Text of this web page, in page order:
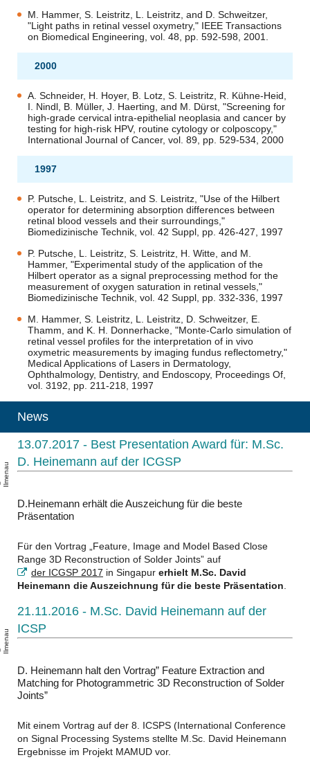
M. Hammer, S. Leistritz, L. Leistritz, and D. Schweitzer,
"Light paths in retinal vessel oxymetry," IEEE Transactions
on Biomedical Engineering, vol. 48, pp. 592-598, 2001.
2000
A. Schneider, H. Hoyer, B. Lotz, S. Leistritz, R. Kühne-Heid,
I. Nindl, B. Müller, J. Haerting, and M. Dürst, "Screening for
high-grade cervical intra-epithelial neoplasia and cancer by
testing for high-risk HPV, routine cytology or colposcopy,"
International Journal of Cancer, vol. 89, pp. 529-534, 2000
1997
P. Putsche, L. Leistritz, and S. Leistritz, "Use of the Hilbert
operator for determining absorption differences between
retinal blood vessels and their surroundings,"
Biomedizinische Technik, vol. 42 Suppl, pp. 426-427, 1997
P. Putsche, L. Leistritz, S. Leistritz, H. Witte, and M.
Hammer, "Experimental study of the application of the
Hilbert operator as a signal preprocessing method for the
measurement of oxygen saturation in retinal vessels,"
Biomedizinische Technik, vol. 42 Suppl, pp. 332-336, 1997
M. Hammer, S. Leistritz, L. Leistritz, D. Schweitzer, E.
Thamm, and K. H. Donnerhacke, "Monte-Carlo simulation of
retinal vessel profiles for the interpretation of in vivo
oxymetric measurements by imaging fundus reflectometry,"
Medical Applications of Lasers in Dermatology,
Ophthalmology, Dentistry, and Endoscopy, Proceedings Of,
vol. 3192, pp. 211-218, 1997
News
13.07.2017 - Best Presentation Award für: M.Sc.
D. Heinemann auf der ICGSP
u
D.Heinemann erhält die Auszeichung für die beste
Präsentation
Für den Vortrag „Feature, Image and Model Based Close
Range 3D Reconstruction of Solder Joints” auf
der ICGSP 2017 in Singapur erhielt M.Sc. David
Heinemann die Auszeichnung für die beste Präsentation.
21.11.2016 - M.Sc. David Heinemann auf der
ICSP
u
D. Heinemann halt den Vortrag” Feature Extraction and
Matching for Photogrammetric 3D Reconstruction of Solder
Joints”
Mit einem Vortrag auf der 8. ICSPS (International Conference
on Signal Processing Systems stellte M.Sc. David Heinemann
Ergebnisse im Projekt MAMUD vor.